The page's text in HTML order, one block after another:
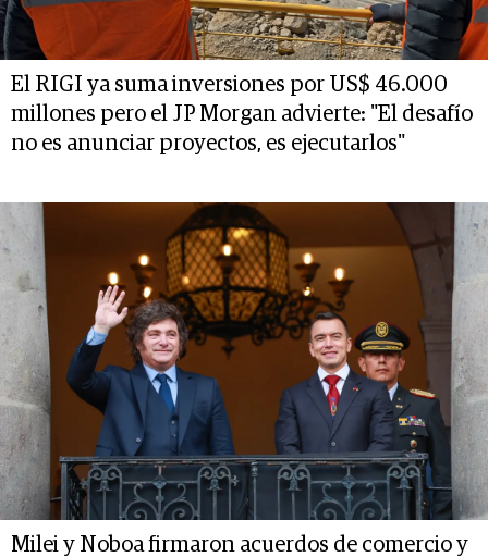
El RIGI ya suma inversiones por US$ 46.000
millones pero el JP Morgan advierte: "El desafío
no es anunciar proyectos, es ejecutarlos"
Milei y Noboa firmaron acuerdos de comercio y